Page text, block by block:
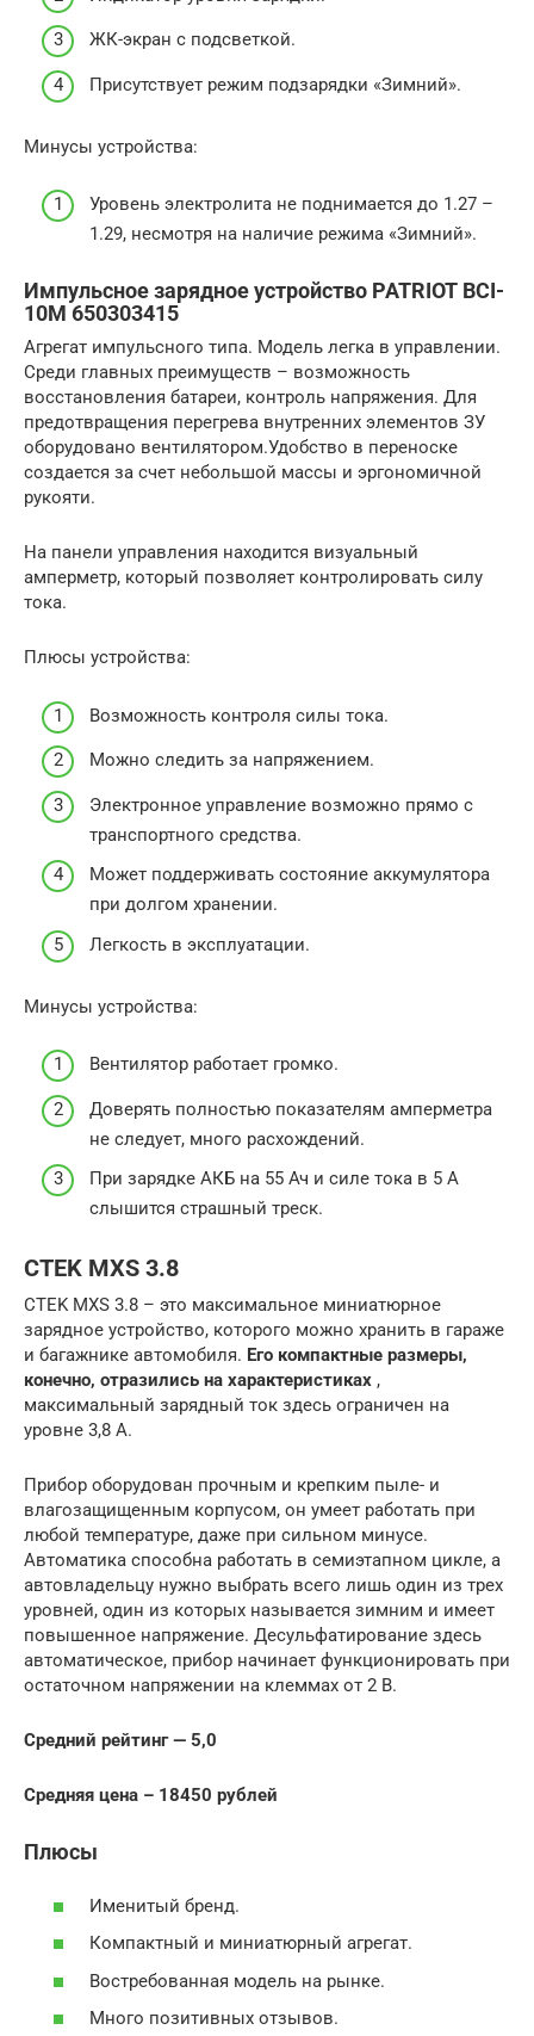
ЖК-экран с подсветкой.
Присутствует режим подзарядки «Зимний».
Минусы устройства:
Уровень электролита не поднимается до 1.27 –
1.29, несмотря на наличие режима «Зимний».
Импульсное зарядное устройство PATRIOT BCI-
10M 650303415
Агрегат импульсного типа. Модель легка в управлении.
Среди главных преимуществ – возможность
восстановления батареи, контроль напряжения. Для
предотвращения перегрева внутренних элементов ЗУ
оборудовано вентилятором.Удобство в переноске
создается за счет небольшой массы и эргономичной
рукояти.
На панели управления находится визуальный
амперметр, который позволяет контролировать силу
тока.
Плюсы устройства:
Возможность контроля силы тока.
Можно следить за напряжением.
Электронное управление возможно прямо с
транспортного средства.
Может поддерживать состояние аккумулятора
при долгом хранении.
Легкость в эксплуатации.
Минусы устройства:
Вентилятор работает громко.
Доверять полностью показателям амперметра
не следует, много расхождений.
При зарядке АКБ на 55 Ач и силе тока в 5 А
слышится страшный треск.
CTEK MXS 3.8
CTEK MXS 3.8 – это максимальное миниатюрное
зарядное устройство, которого можно хранить в гараже
и багажнике автомобиля. Его компактные размеры,
конечно, отразились на характеристиках ,
максимальный зарядный ток здесь ограничен на
уровне 3,8 А.
Прибор оборудован прочным и крепким пыле- и
влагозащищенным корпусом, он умеет работать при
любой температуре, даже при сильном минусе.
Автоматика способна работать в семиэтапном цикле, а
автовладельцу нужно выбрать всего лишь один из трех
уровней, один из которых называется зимним и имеет
повышенное напряжение. Десульфатирование здесь
автоматическое, прибор начинает функционировать при
остаточном напряжении на клеммах от 2 В.
Средний рейтинг — 5,0
Средняя цена – 18450 рублей
Плюсы
Именитый бренд.
Компактный и миниатюрный агрегат.
Востребованная модель на рынке.
Много позитивных отзывов.